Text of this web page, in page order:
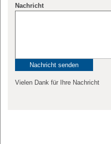
Nachricht
Vielen Dank für Ihre Nachricht